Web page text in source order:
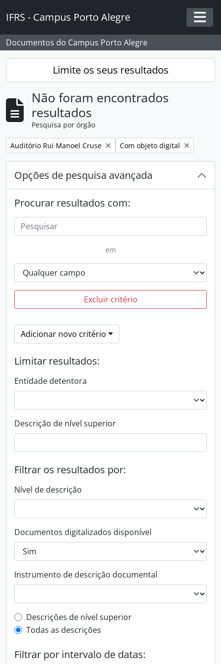
IFRS - Campus Porto Alegre
Documentos do Campus Porto Alegre
Limite os seus resultados
Não foram encontrados
resultados
Pesquisa por órgão
Remover filtro:
Auditório Rui Manoel Cruse Remover filtro:
Com objeto digital
Opções de pesquisa avançada
Procurar resultados com:
em
Excluir critério
Adicionar novo critério
Limitar resultados:
Entidade detentora
Descrição de nível superior
Filtrar os resultados por:
Nível de descrição
Documentos digitalizados disponível
Instrumento de descrição documental
Filtro de descrição de nível superior
Descrições de nível superior
Todas as descrições
Filtrar por intervalo de datas: